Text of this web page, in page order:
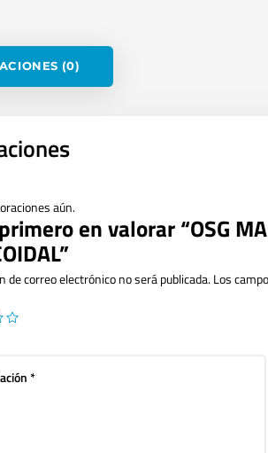
(0)
aún.
en valorar “OSG
de correo electrónico no será publicada.Los